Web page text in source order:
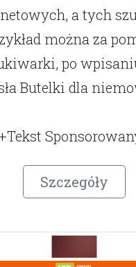
a tych
można za
po
Butelki dla
+Tekst
Szczegóły